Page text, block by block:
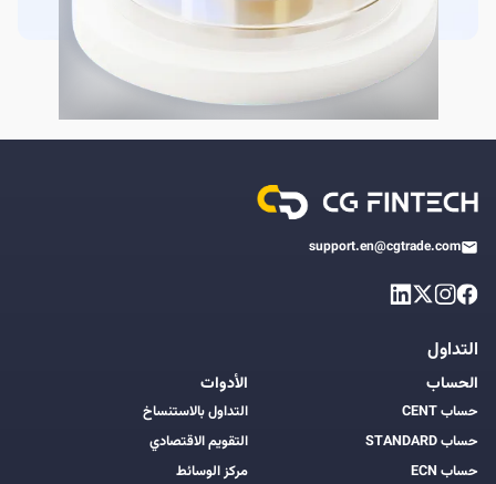
support.en@cgtrade.com
التداول
الحساب
حساب CENT
حساب STANDARD
حساب ECN
الأدوات
التداول بالاستنساخ
التقويم الاقتصادي
مركز الوسائط